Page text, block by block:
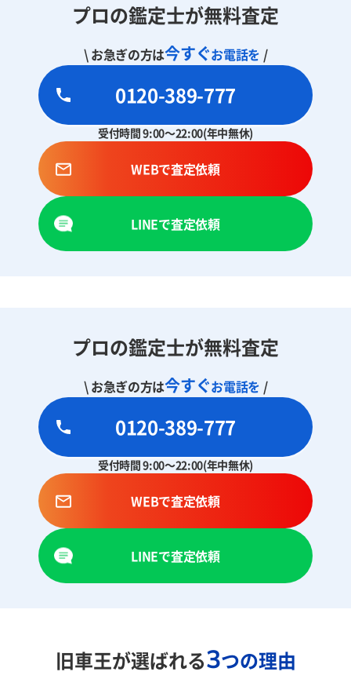
プロの鑑定士が無料査定
\ お急ぎの方は今すぐお電話を /
0120-389-777
受付時間 9:00～22:00(年中無休)
WEBで査定依頼
LINEで査定依頼
プロの鑑定士が無料査定
\ お急ぎの方は今すぐお電話を /
0120-389-777
受付時間 9:00～22:00(年中無休)
WEBで査定依頼
LINEで査定依頼
旧車王が選ばれる3つの理由